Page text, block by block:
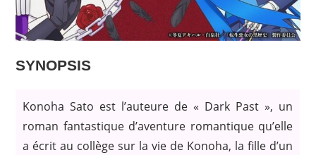
SYNOPSIS
Konoha Sato est l’auteure de « Dark Past », un
roman fantastique d’aventure romantique qu’elle
a écrit au collège sur la vie de Konoha, la fille d’un